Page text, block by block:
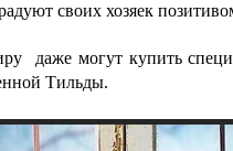
своих хозяек
даже могут купить
Тильды.